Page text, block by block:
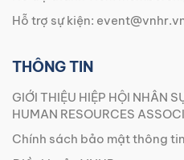
Hỗ trợ sự kiện:
THÔNG TIN
GIỚI THIỆU HIỆP HỘI NHÂN
HUMAN RESOURCES
Chính sách bảo mật thông tin